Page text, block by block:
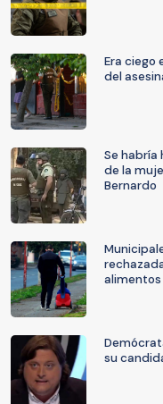
Era ciego
del
Se habría
de la
Bernardo
alimentos
su